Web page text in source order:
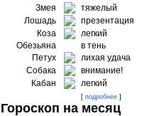
Змея
тяжелый
Лошадь
презентация
Коза
легкий
Обезьяна
в тень
Петух
лихая удача
Собака
внимание!
Кабан
легкий
[ подробнее ]
Гороскоп на месяц